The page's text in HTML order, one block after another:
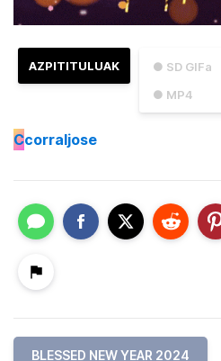
● SD GIFa
● MP4
AZPITITULUAK
Ccorraljose
BLESSED NEW YEAR 2024